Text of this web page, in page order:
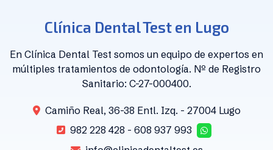
Clínica Dental Test en Lugo
En Clínica Dental Test somos un equipo de expertos en
múltiples tratamientos de odontología. Nº de Registro
Sanitario: C-27-000400.
Camiño Real, 36-38 Entl. Izq. - 27004 Lugo
982 228 428 - 608 937 993